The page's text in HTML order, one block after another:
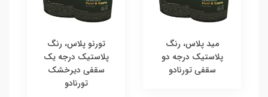
مید پلاس، رنگ
پلاستیک درجه دو
سقفی تورنادو
تورنو پلاس، رنگ
پلاستیک درجه یک
سقفی دیرخشک
تورنادو